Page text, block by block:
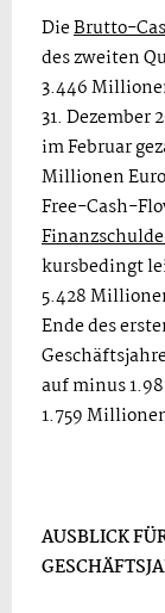
DieBrutto-
des zweiten
3.446
31. Dezember
im Februar
Millionen
Free-Cash-
kursbedingt
5.428
Ende des
auf minus
1.759
AUSBLICK